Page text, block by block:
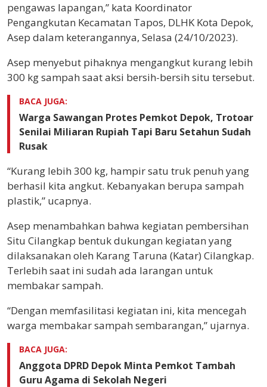
pengawas lapangan,” kata Koordinator
Pengangkutan Kecamatan Tapos, DLHK Kota Depok,
Asep dalam keterangannya, Selasa (24/10/2023).
Asep menyebut pihaknya mengangkut kurang lebih
300 kg sampah saat aksi bersih-bersih situ tersebut.
BACA JUGA:
Warga Sawangan Protes Pemkot Depok, Trotoar
Senilai Miliaran Rupiah Tapi Baru Setahun Sudah
Rusak
“Kurang lebih 300 kg, hampir satu truk penuh yang
berhasil kita angkut. Kebanyakan berupa sampah
plastik,” ucapnya.
Asep menambahkan bahwa kegiatan pembersihan
Situ Cilangkap bentuk dukungan kegiatan yang
dilaksanakan oleh Karang Taruna (Katar) Cilangkap.
Terlebih saat ini sudah ada larangan untuk
membakar sampah.
“Dengan memfasilitasi kegiatan ini, kita mencegah
warga membakar sampah sembarangan,” ujarnya.
BACA JUGA:
Anggota DPRD Depok Minta Pemkot Tambah
Guru Agama di Sekolah Negeri